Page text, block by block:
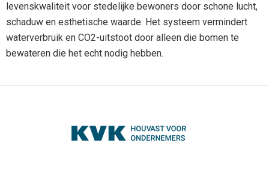
levenskwaliteit voor stedelijke bewoners door schone lucht,
schaduw en esthetische waarde. Het systeem vermindert
waterverbruik en CO2-uitstoot door alleen die bomen te
bewateren die het echt nodig hebben.